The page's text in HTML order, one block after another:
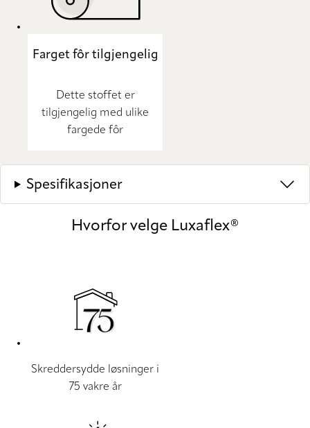
Farget fôr tilgjengelig
Dette stoffet er
tilgjengelig med ulike
fargede fôr
Spesifikasjoner
Hvorfor velge Luxaflex®
Skreddersydde løsninger i
75 vakre år